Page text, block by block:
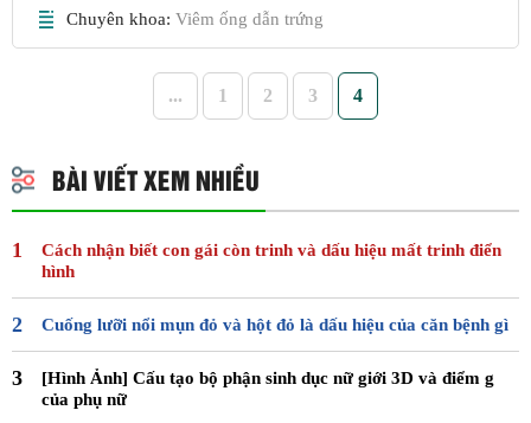
Chuyên khoa: Viêm ống dẫn trứng
... 1 2 3 4
BÀI VIẾT XEM NHIỀU
Cách nhận biết con gái còn trinh và dấu hiệu mất trinh điển
hình
Cuống lưỡi nổi mụn đỏ và hột đỏ là dấu hiệu của căn bệnh gì
[Hình Ảnh] Cấu tạo bộ phận sinh dục nữ giới 3D và điểm g
của phụ nữ